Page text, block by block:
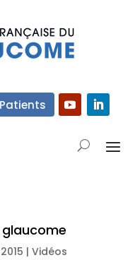
Patients
| Vidéos